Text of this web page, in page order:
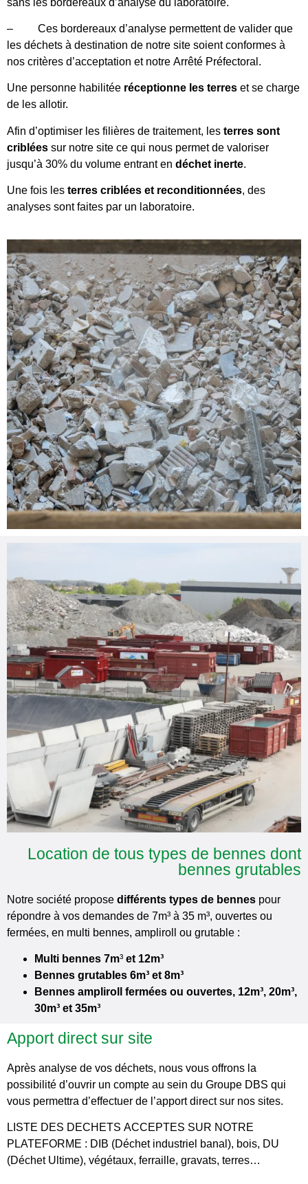
–
Ces bordereaux d’analyse permettent de valider que
les déchets à destination de notre site soient conformes à
nos critères d’acceptation et notre Arrêté Préfectoral.
Une personne habilitée réceptionne les terres et se charge
de les allotir.
Afin d’optimiser les filières de traitement, les terres sont
criblées sur notre site ce qui nous permet de valoriser
jusqu’à 30% du volume entrant en déchet inerte.
Une fois les terres criblées et reconditionnées, des
analyses sont faites par un laboratoire.
Location de tous types de bennes dont
bennes grutables
Notre société propose différents types de bennes pour
répondre à vos demandes de 7m³ à 35 m³, ouvertes ou
fermées, en multi bennes, ampliroll ou grutable :
Multi bennes 7m³ et 12m³
Bennes grutables 6m³ et 8m³
Bennes ampliroll fermées ou ouvertes, 12m³, 20m³,
30m³ et 35m³
Apport direct sur site
Après analyse de vos déchets, nous vous offrons la
possibilité d’ouvrir un compte au sein du Groupe DBS qui
vous permettra d’effectuer de l’apport direct sur nos sites.
LISTE DES DECHETS ACCEPTES SUR NOTRE
PLATEFORME : DIB (Déchet industriel banal), bois, DU
(Déchet Ultime), végétaux, ferraille, gravats, terres…